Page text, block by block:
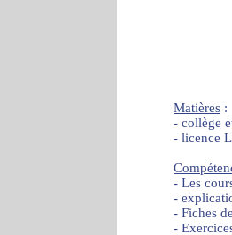
Matières :
- collège
- licence
- Les
-
- Fiches
-